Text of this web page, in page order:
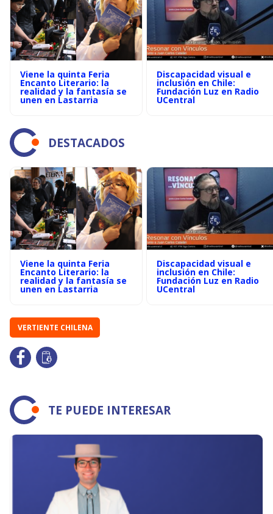
Viene la quinta Feria
Encanto Literario: la
realidad y la fantasía se
unen en Lastarria
Discapacidad visual e
inclusión en Chile:
Fundación Luz en Radio
UCentral
DESTACADOS
Viene la quinta Feria
Encanto Literario: la
realidad y la fantasía se
unen en Lastarria
Discapacidad visual e
inclusión en Chile:
Fundación Luz en Radio
UCentral
VERTIENTE CHILENA
TE PUEDE INTERESAR